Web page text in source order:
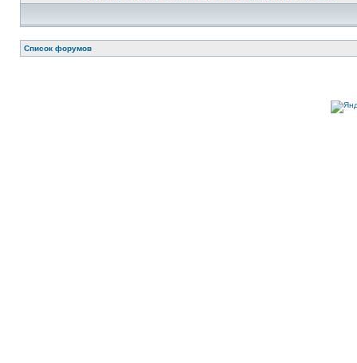
Список форумов